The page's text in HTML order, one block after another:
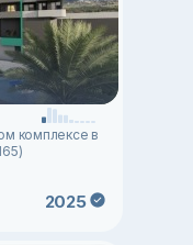
комплексе в
2025